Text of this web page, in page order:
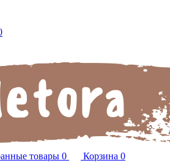
товары 0 Корзина 0